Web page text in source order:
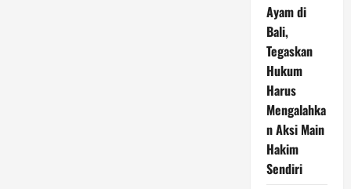
Ayam di
Bali,
Tegaskan
Hukum
Harus
Mengalahka
n Aksi Main
Hakim
Sendiri